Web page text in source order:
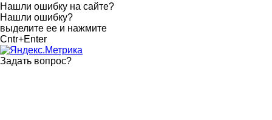
Нашли ошибку на сайте?
Нашли ошибку?
выделите ее и нажмите
Cntr+Enter
Задать вопрос?